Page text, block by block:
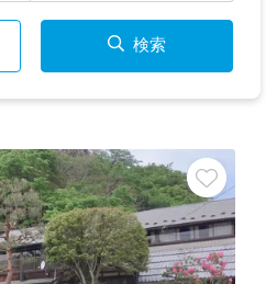
検索